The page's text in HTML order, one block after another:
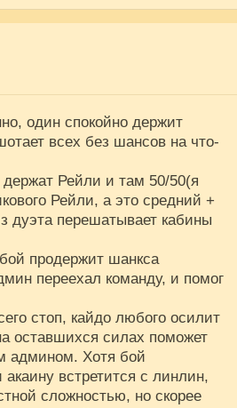
один спокойно держит
всех без шансов на что-
Рейли и там 50/50(я
Рейли, а это средний +
дуэта перешатывает кабины
продержит шанкса
переехал команду, и помог
стоп, кайдо любого осилит
оставшихся силах поможет
админом. Хотя бой
встретится с линлин,
сложностью, но скорее